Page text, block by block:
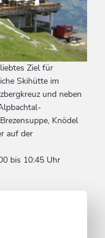
Ziel für
Skihütte im
und neben
Knödel
auf der
bis 10:45 Uhr